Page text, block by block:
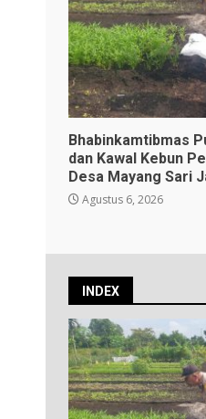
Bhabinkamtibmas
dan Kawal Kebun
Desa Mayang Sari
Agustus 6, 2026
INDEX